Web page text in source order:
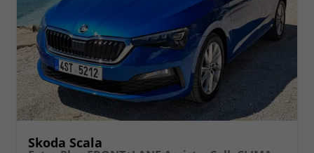
Skoda Scala